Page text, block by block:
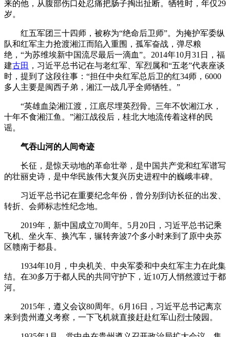
来的他，从腹部伤口处忍痛把肠子掏出扯断。牺牲时，年仅29
岁。
红五军团三十四师，被称为“绝命后卫师”。为掩护军委纵
队和红军主力抢渡湘江而陷入重围，孤军奋战，弹尽粮
绝，“为苏维埃新中国流尽最后一滴血”。2014年10月31日，福
建古田 ，习近平总书记在与老红军、军烈属和“五老”代表座谈
时，提到了这段往事：“担任中央红军总后卫的红34师，6000
多人主要是闽西子弟，湘江一战几乎全师牺牲。”
“英雄血染湘江渡，江底尽埋英烈骨。三年不饮湘江水，
十年不食湘江鱼。”湘江战役后，桂北大地流传着这样的民
谣。
气吞山河的人间奇迹
长征，是惊天动地的革命壮举，是中国共产党和红军谱写
的壮丽史诗，是中华民族伟大复兴历史进程中的巍峨丰碑。
习近平总书记在重要纪念年份，曾分别到访长征的出发、
转折、会师标志性纪念地。
2019年，新中国成立70周年。5月20日，习近平总书记乘
飞机、坐火车、换汽车，辗转奔波7个多小时来到了原中央苏
区赣南于都县。
1934年10月，中央机关、中央军委和中央红军主力在此集
结。在30多万于都人民的共同守护下，近10万人悄然渡过于都
河。
2015年，遵义会议80周年。6月16日，习近平总书记离京
来到贵州遵义考察，一下飞机就直接赶赴红军山烈士陵园。